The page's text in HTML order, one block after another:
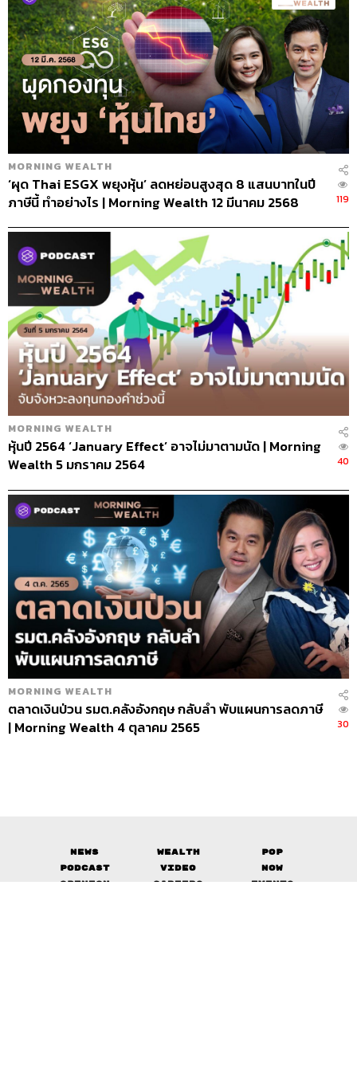
MORNING WEALTH
‘ผุด Thai ESGX พยุงหุ้น’ ลดหย่อนสูงสุด 8 แสนบาทในปี
ภาษีนี้ ทำอย่างไร | Morning Wealth 12 มีนาคม 2568
119
MORNING WEALTH
หุ้นปี 2564 ‘January Effect’ อาจไม่มาตามนัด | Morning
Wealth 5 มกราคม 2564
40
MORNING WEALTH
ตลาดเงินป่วน รมต.คลังอังกฤษ กลับลำ พับแผนการลดภาษี
| Morning Wealth 4 ตุลาคม 2565
30
News Wealth
Pop
Podcast
Video
Now
Opinion
Careers
Events